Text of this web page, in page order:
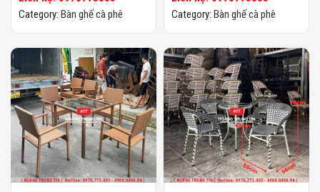
Category: Bàn ghế cà phê Category: Bàn ghế cà phê